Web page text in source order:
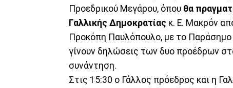
Προεδρικού Μεγάρου, όπου θα
Γαλλικής Δημοκρατίας κ. Ε. Μακρόν
Προκόπη Παυλόπουλο, με το
γίνουν δηλώσεις των δυο προέδρων
συνάντηση.
Στις 15:30 ο Γάλλος πρόεδρος και η